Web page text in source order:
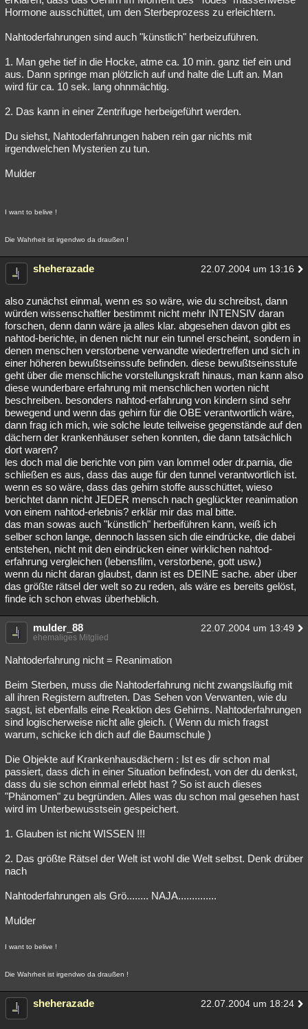
Hormone ausschüttet, um den Sterbeprozess zu erleichtern.
Nahtoderfahrungen sind auch "künstlich" herbeizuführen.
1. Man gehe tief in die Hocke, atme ca. 10 min. ganz tief ein und
aus. Dann springe man plötzlich auf und halte die Luft an. Man
wird für ca. 10 sek. lang ohnmächtig.
2. Das kann in einer Zentrifuge herbeigeführt werden.
Du siehst, Nahtoderfahrungen haben rein gar nichts mit
irgendwelchen Mysterien zu tun.
Mulder
I want to belive !
Die Wahrheit ist irgendwo da draußen !
sheherazade 22.07.2004 um 13:16
also zunächst einmal, wenn es so wäre, wie du schreibst, dann
würden wissenschaftler bestimmt nicht mehr INTENSIV daran
forschen, denn dann wäre ja alles klar. abgesehen davon gibt es
nahtod-berichte, in denen nicht nur ein tunnel erscheint, sondern in
denen menschen verstorbene verwandte wiedertreffen und sich in
einer höheren bewußtseinssufe befinden. diese bewußtseinsstufe
geht über die menschliche vorstellungskraft hinaus, man kann also
diese wunderbare erfahrung mit menschlichen worten nicht
beschreiben. besonders nahtod-erfahrung von kindern sind sehr
bewegend und wenn das gehirn für die OBE verantwortlich wäre,
dann frag ich mich, wie solche leute teilweise gegenstände auf den
dächern der krankenhäuser sehen konnten, die dann tatsächlich
dort waren?
les doch mal die berichte von pim van lommel oder dr.parnia, die
schließen es aus, dass das auge für den tunnel verantwortlich ist.
wenn es so wäre, dass das gehirn stoffe ausschüttet, wieso
berichtet dann nicht JEDER mensch nach geglückter reanimation
von einem nahtod-erlebnis? erklär mir das mal bitte.
das man sowas auch "künstlich" herbeiführen kann, weiß ich
selber schon lange, dennoch lassen sich die eindrücke, die dabei
entstehen, nicht mit den eindrücken einer wirklichen nahtod-
erfahrung vergleichen (lebensfilm, verstorbene, gott usw.)
wenn du nicht daran glaubst, dann ist es DEINE sache. aber über
das größte rätsel der welt so zu reden, als wäre es bereits gelöst,
finde ich schon etwas überheblich.
mulder_88 22.07.2004 um 13:49
ehemaliges Mitglied
Nahtoderfahrung nicht = Reanimation
Beim Sterben, muss die Nahtoderfahrung nicht zwangsläufig mit
all ihren Registern auftreten. Das Sehen von Verwanten, wie du
sagst, ist ebenfalls eine Reaktion des Gehirns. Nahtoderfahrungen
sind logischerweise nicht alle gleich. ( Wenn du mich fragst
warum, schicke ich dich auf die Baumschule )
Die Objekte auf Krankenhausdächern : Ist es dir schon mal
passiert, dass dich in einer Situation befindest, von der du denkst,
dass du sie schon einmal erlebt hast ? So ist auch dieses
"Phänomen" zu begründen. Alles was du schon mal gesehen hast
wird im Unterbewusstsein gespeichert.
1. Glauben ist nicht WISSEN !!!
2. Das größte Rätsel der Welt ist wohl die Welt selbst. Denk drüber
nach
Nahtoderfahrungen als Grö........ NAJA..............
Mulder
I want to belive !
Die Wahrheit ist irgendwo da draußen !
sheherazade 22.07.2004 um 18:24